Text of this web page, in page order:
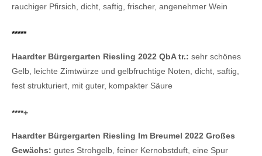
rauchiger Pfirsich, dicht, saftig, frischer, angenehmer Wein
*****
Haardter Bürgergarten Riesling 2022 QbA tr.: sehr schönes
Gelb, leichte Zimtwürze und gelbfruchtige Noten, dicht, saftig,
fest strukturiert, mit guter, kompakter Säure
****+
Haardter Bürgergarten Riesling Im Breumel 2022 Großes
Gewächs: gutes Strohgelb, feiner Kernobstduft, eine Spur